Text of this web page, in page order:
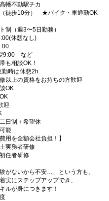
幡不動駅チカ
徒歩10分） ★バイク・車通勤OK
制（週3〜5日勤務）
休憩なし)
9:00 など
も相談OK！
時は休憩2h
以上の資格をお持ちの方歓迎
OK
迎
日制＋希望休
能
用を全額会社負担！】
実務者研修
任者研修
験がないから不安…」という方も、
実にステップアップでき、
ルが身につきます！